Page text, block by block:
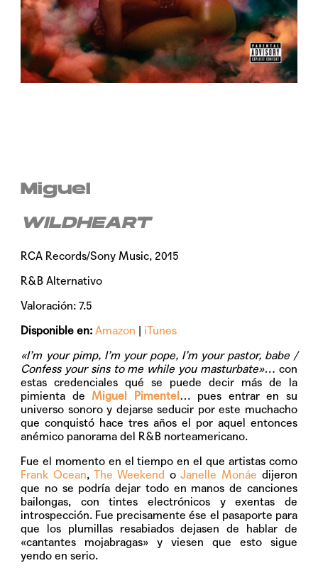
Miguel
WILDHEART
RCA Records/Sony Music, 2015
R&B Alternativo
Valoración: 7.5
Disponible en: Amazon
iTunes
«I’m your pimp, I’m your pope, I’m your pastor, babe /
Confess your sins to me while you masturbate»… con
estas credenciales qué se puede decir más de la
pimienta deMiguel Pimentel … pues entrar en su
universo sonoro y dejarse seducir por este muchacho
que conquistó hace tres años el por aquel entonces
anémico panorama del R&B norteamericano.
Fue el momento en el tiempo en el que artistas como
Frank Ocean, The Weekend oJanelle Monáe dijeron
que no se podría dejar todo en manos de canciones
bailongas, con tintes electrónicos y exentas de
introspección. Fue precisamente ése el pasaporte para
que los plumillas resabiados dejasen de hablar de
«cantantes mojabragas» y viesen que esto sigue
yendo en serio.